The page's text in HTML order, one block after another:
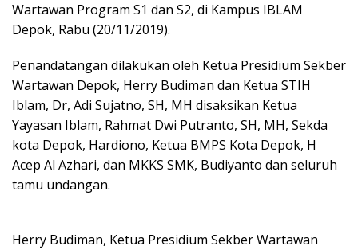
Wartawan Program S1 dan S2, di Kampus IBLAM
Depok, Rabu (20/11/2019).
Penandatangan dilakukan oleh Ketua Presidium Sekber
Wartawan Depok, Herry Budiman dan Ketua STIH
Iblam, Dr, Adi Sujatno, SH, MH disaksikan Ketua
Yayasan Iblam, Rahmat Dwi Putranto, SH, MH, Sekda
kota Depok, Hardiono, Ketua BMPS Kota Depok, H
Acep Al Azhari, dan MKKS SMK, Budiyanto dan seluruh
tamu undangan.
Herry Budiman, Ketua Presidium Sekber Wartawan